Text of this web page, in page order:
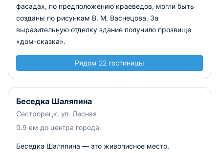
фасадах, по предположению краеведов, могли быть
созданы по рисункам В. М. Васнецова. За
выразительную отделку здание получило прозвище
«дом-сказка».
Рядом 22 гостиницы
Беседка Шаляпина
Сестрорецк, ул. Лесная
0.9 км до центра города
Беседка Шаляпина — это живописное место,